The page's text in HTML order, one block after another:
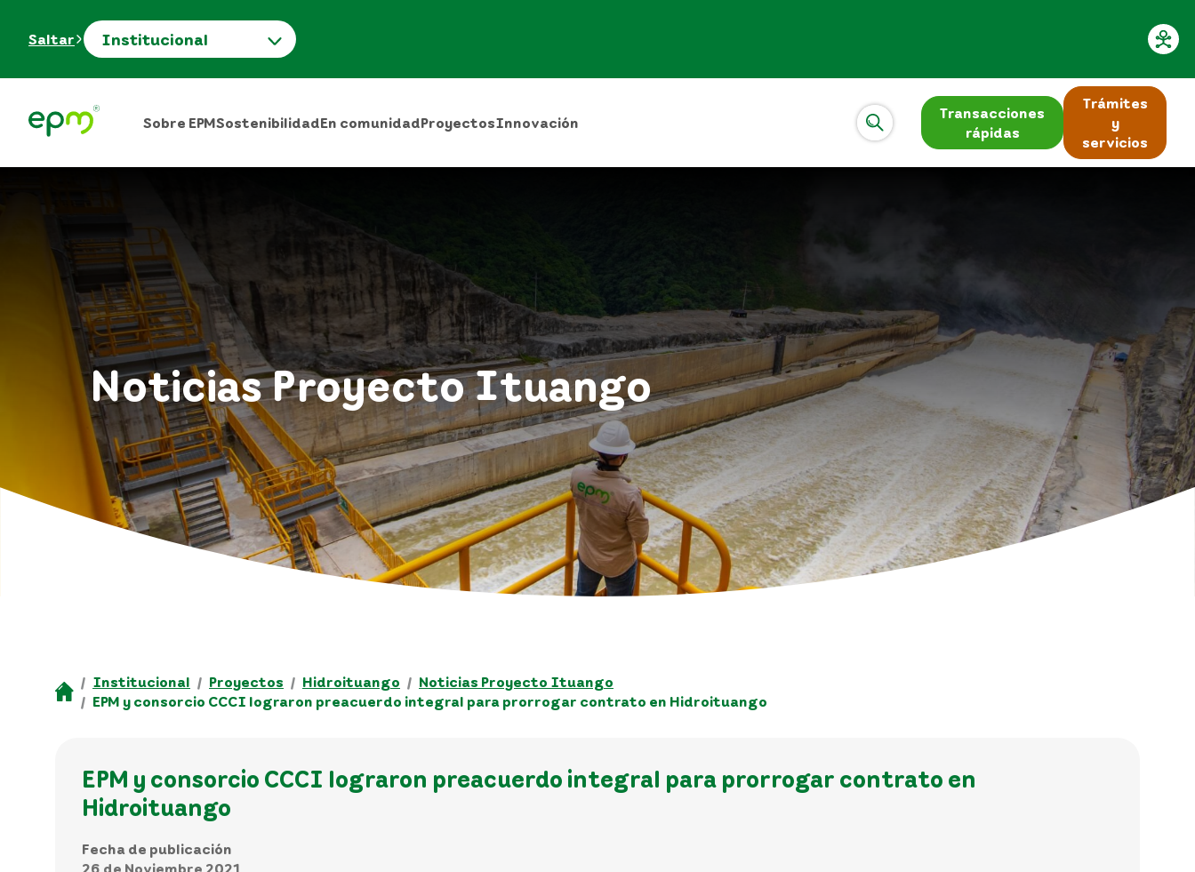
Saltar Institucional
Sobre EPMSostenibilidadEn comunidadProyectosInnovación
Transacciones
rápidas
Trámites
y
servicios
Noticias Proyecto Ituango
Institucional Proyectos Hidroituango
Noticias Proyecto Ituango
EPM y consorcio CCCI lograron preacuerdo integral para prorrogar contrato en Hidroituango
EPM y consorcio CCCI lograron preacuerdo integral para prorrogar contrato en
Hidroituango
Fecha de publicación
26 de Noviembre 2021